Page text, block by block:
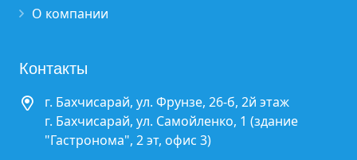
О компании
Контакты
г. Бахчисарай, ул. Фрунзе, 26-б, 2й этаж
г. Бахчисарай, ул. Самойленко, 1 (здание
"Гастронома", 2 эт, офис 3)